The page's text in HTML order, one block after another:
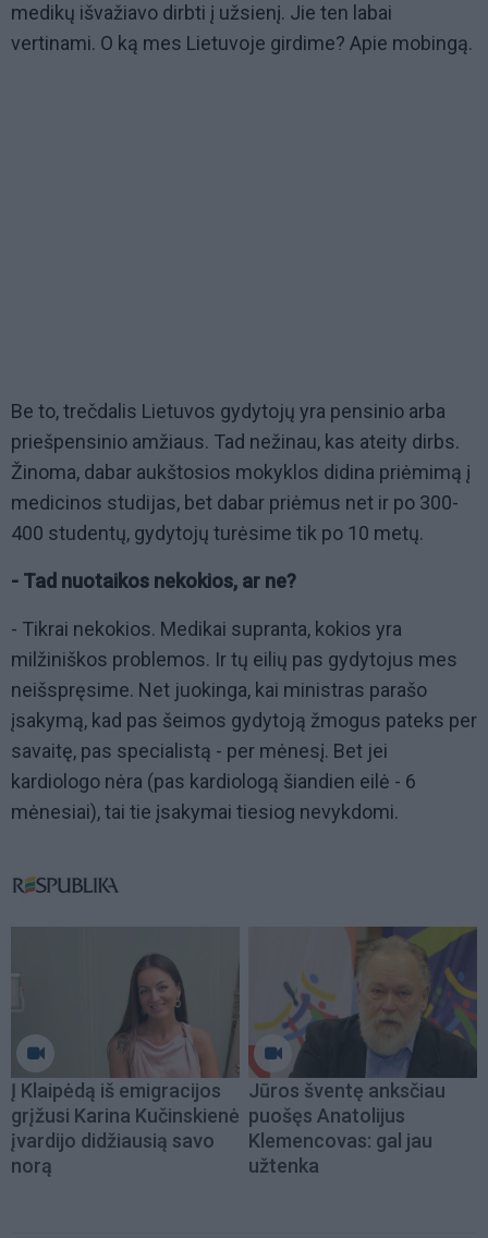
medikų išvažiavo dirbti į užsienį. Jie ten labai
vertinami. O ką mes Lietuvoje girdime? Apie mobingą.
Be to, trečdalis Lietuvos gydytojų yra pensinio arba
priešpensinio amžiaus. Tad nežinau, kas ateity dirbs.
Žinoma, dabar aukštosios mokyklos didina priėmimą į
medicinos studijas, bet dabar priėmus net ir po 300-
400 studentų, gydytojų turėsime tik po 10 metų.
- Tad nuotaikos nekokios, ar ne?
- Tikrai nekokios. Medikai supranta, kokios yra
milžiniškos problemos. Ir tų eilių pas gydytojus mes
neišspręsime. Net juokinga, kai ministras parašo
įsakymą, kad pas šeimos gydytoją žmogus pateks per
savaitę, pas specialistą - per mėnesį. Bet jei
kardiologo nėra (pas kardiologą šiandien eilė - 6
mėnesiai), tai tie įsakymai tiesiog nevykdomi.
Į Klaipėdą iš emigracijos
grįžusi Karina Kučinskienė
įvardijo didžiausią savo
norą
Jūros šventę anksčiau
puošęs Anatolijus
Klemencovas: gal jau
užtenka